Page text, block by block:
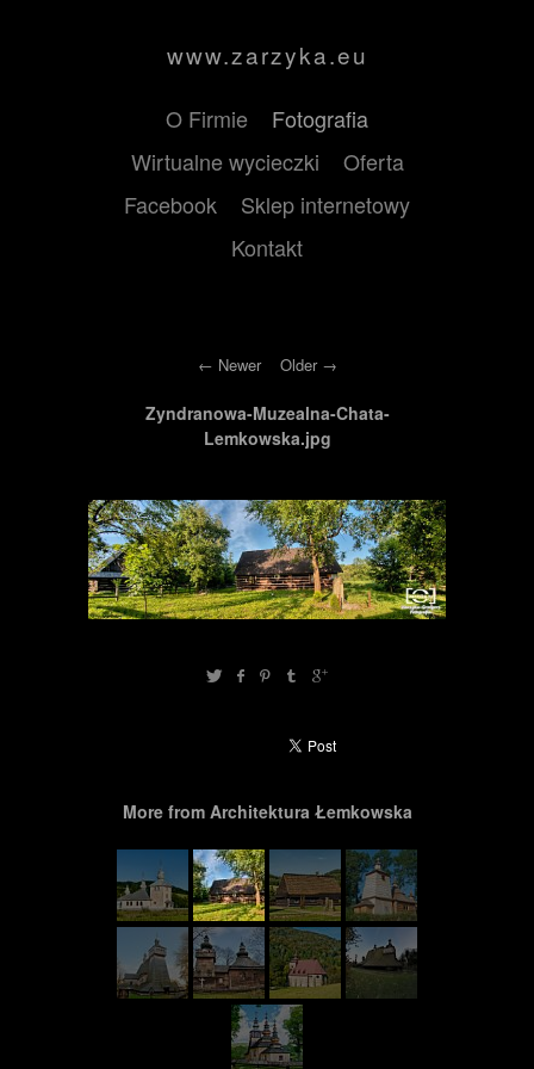
www.zarzyka.eu
O Firmie
Fotografia
Wirtualne wycieczki
Oferta
Facebook
Sklep internetowy
Kontakt
Newer Older
Zyndranowa-Muzealna-Chata-
Lemkowska.jpg
More from Architektura Łemkowska